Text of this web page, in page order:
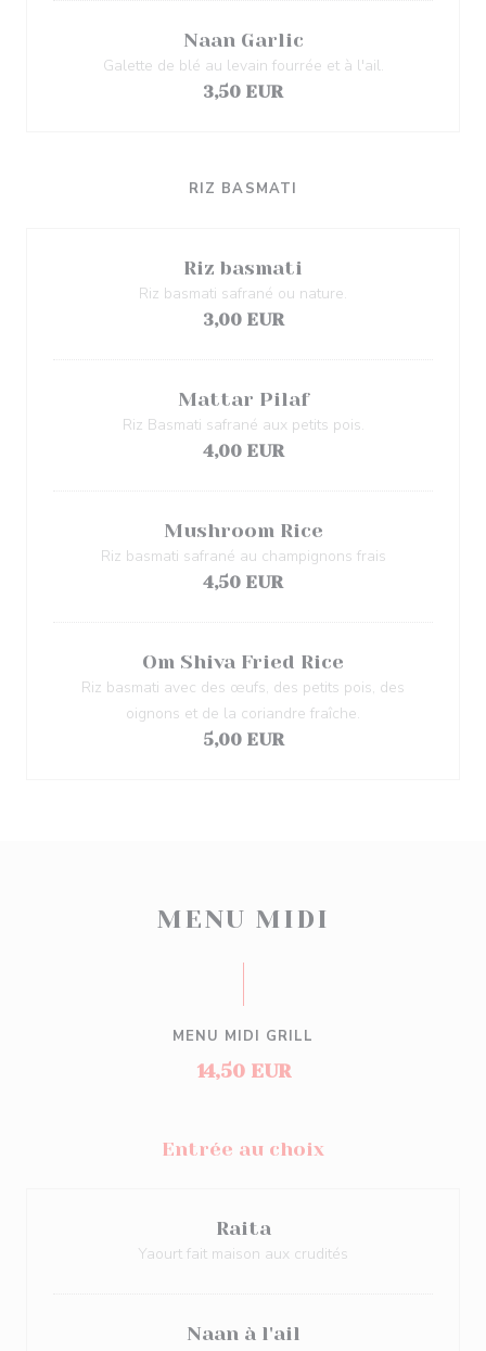
Naan Garlic
Galette de blé au levain fourrée et à l'ail.
3,50 EUR
RIZ BASMATI
Riz basmati
Riz basmati safrané ou nature.
3,00 EUR
Mattar Pilaf
Riz Basmati safrané aux petits pois.
4,00 EUR
Mushroom Rice
Riz basmati safrané au champignons frais
4,50 EUR
Om Shiva Fried Rice
Riz basmati avec des œufs, des petits pois, des
oignons et de la coriandre fraîche.
5,00 EUR
MENU MIDI
MENU MIDI GRILL
14,50 EUR
Entrée au choix
Raita
Yaourt fait maison aux crudités
Naan à l'ail